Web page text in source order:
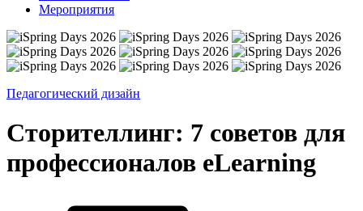
Мероприятия
Педагогический дизайн
Сторителлинг: 7 советов для
профессионалов eLearning